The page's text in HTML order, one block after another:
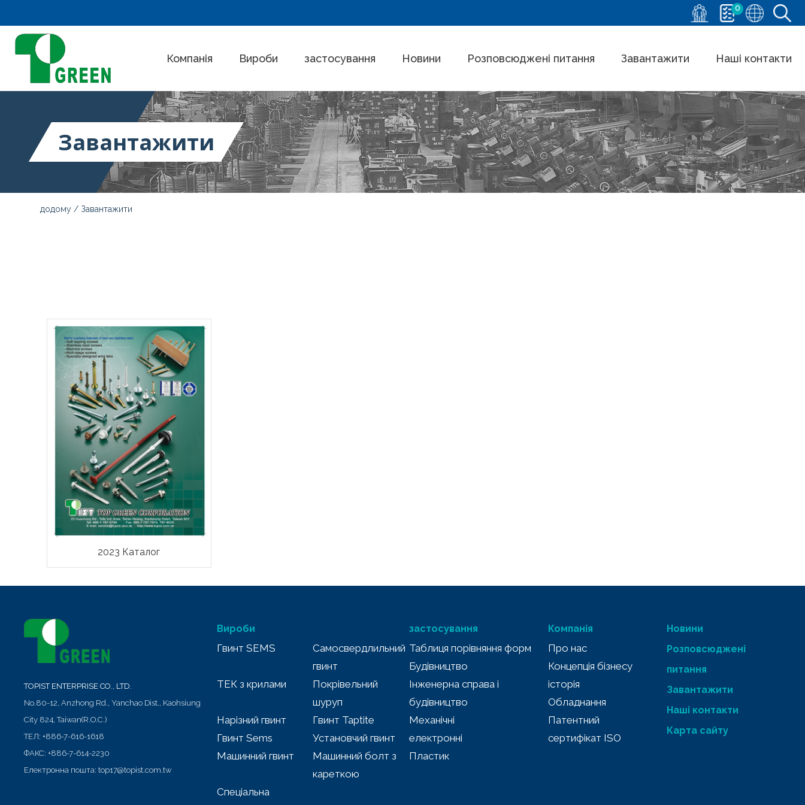
0
Компанія Вироби застосування Новини Розповсюджені питання Завантажити Наші контакти
Завантажити
додому Завантажити
2023 Каталог
TOPIST ENTERPRISE CO., LTD.
No.80-12, Anzhong Rd., Yanchao Dist., Kaohsiung
City 824,Taiwan(R.O.C.)
ТЕЛ:+886-7-616-1618
ФАКС:+886-7-614-2230
Електронна пошта:top17@topist.com.tw
Вироби
Гвинт SEMS
Самосвердлильний
гвинт
ТЕК з крилами
Покрівельний
шуруп
Нарізний гвинт
Гвинт Taptite
Гвинт Sems
Установчий гвинт
Машинний гвинт
Машинний болт з
кареткою
Спеціальна
застосування
Таблиця порівняння форм
Будівництво
Інженерна справа і
будівництво
Механічні
електронні
Пластик
Компанія
Про нас
Концепція бізнесу
історія
Обладнання
Патентний
сертифікат ISO
Новини
Розповсюджені
питання
Завантажити
Наші контакти
Карта сайту